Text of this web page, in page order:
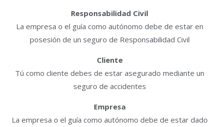
Responsabilidad Civil
La empresa o el guía como autónomo debe de estar en
posesión de un seguro de Responsabilidad Civil
Cliente
Tú como cliente debes de estar asegurado mediante un
seguro de accidentes
Empresa
La empresa o el guía como autónomo debe de estar dado